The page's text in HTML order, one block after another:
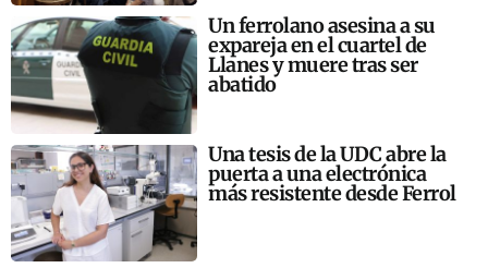
Un ferrolano asesina a su
expareja en el cuartel de
Llanes y muere tras ser
abatido
Una tesis de la UDC abre la
puerta a una electrónica
más resistente desde Ferrol